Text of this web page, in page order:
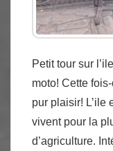
Petit tour sur
moto! Cette
pur plaisir! L’ile
vivent pour la
d’agriculture.